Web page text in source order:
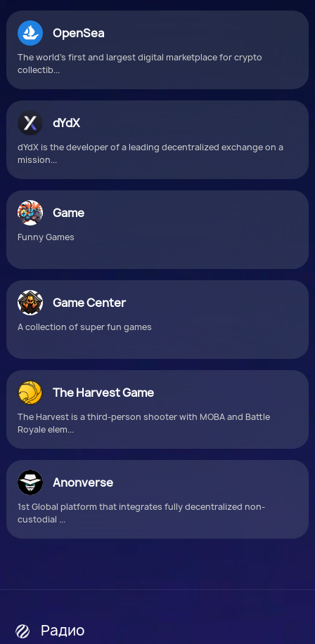
OpenSea
The world's first and largest digital marketplace for crypto
collectib...
dYdX
dYdX is the developer of a leading decentralized exchange on a
mission...
Game
Funny Games
Game Center
A collection of super fun games
The Harvest Game
The Harvest is a third-person shooter with MOBA and Battle
Royale elem...
Anonverse
1st Global platform that integrates fully decentralized non-
custodial ...
Радио